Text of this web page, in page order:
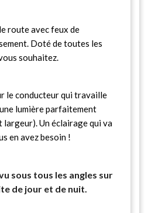
route avec feux de
Doté de toutes les
souhaitez.
le conducteur qui travaille
lumière parfaitement
Un éclairage qui va
en avez besoin !
sous tous les angles sur
de jour et de nuit.